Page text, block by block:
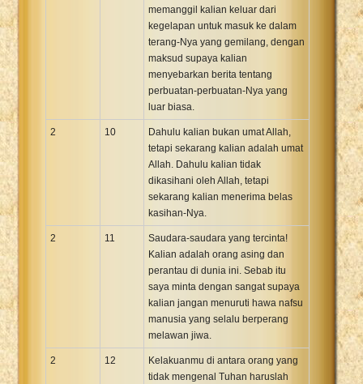
memanggil kalian keluar dari
kegelapan untuk masuk ke dalam
terang-Nya yang gemilang, dengan
maksud supaya kalian
menyebarkan berita tentang
perbuatan-perbuatan-Nya yang
luar biasa.
2 10
Dahulu kalian bukan umat Allah,
tetapi sekarang kalian adalah umat
Allah. Dahulu kalian tidak
dikasihani oleh Allah, tetapi
sekarang kalian menerima belas
kasihan-Nya.
2 11
Saudara-saudara yang tercinta!
Kalian adalah orang asing dan
perantau di dunia ini. Sebab itu
saya minta dengan sangat supaya
kalian jangan menuruti hawa nafsu
manusia yang selalu berperang
melawan jiwa.
2 12
Kelakuanmu di antara orang yang
tidak mengenal Tuhan haruslah